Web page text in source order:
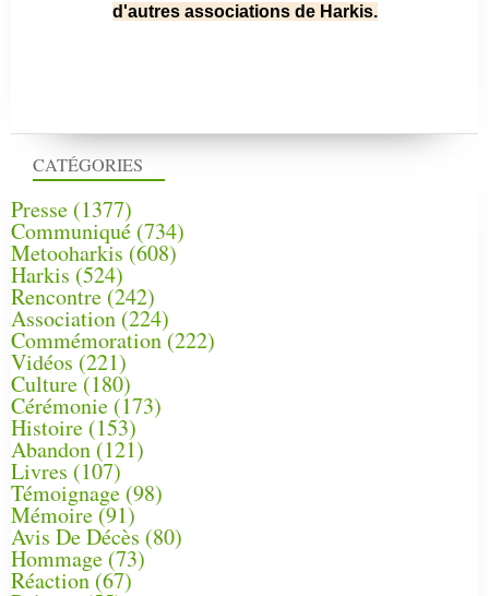
CATÉGORIES
Presse (1377)
Communiqué (734)
Metooharkis (608)
Harkis (524)
Rencontre (242)
Association (224)
Commémoration(222)
Vidéos (221)
Culture(180)
Cérémonie (173)
Histoire (153)
Abandon(121)
Livres (107)
Témoignage (98)
Mémoire (91)
Avis De Décès (80)
Hommage (73)
Réaction(67)
d'autres associations de Harkis.